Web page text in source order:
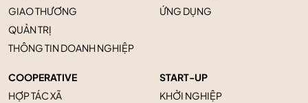
GIAO THƯƠNG
QUẢN TRỊ
THÔNG TIN DOANH NGHIỆP
ỨNG DỤNG
COOPERATIVE
HỢP TÁC XÃ
START-UP
KHỞI NGHIỆP